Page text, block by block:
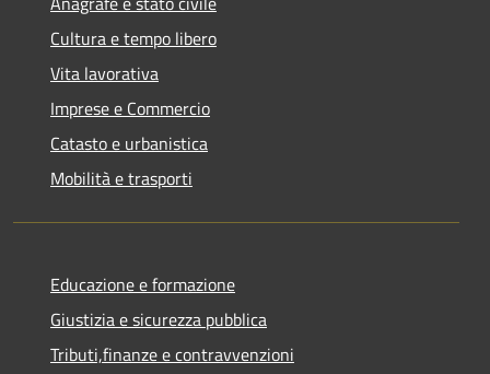
Cultura e tempo libero
Vita lavorativa
Imprese e Commercio
Catasto e urbanistica
Mobilità e trasporti
Educazione e formazione
Giustizia e sicurezza pubblica
Tributi,finanze e contravvenzioni